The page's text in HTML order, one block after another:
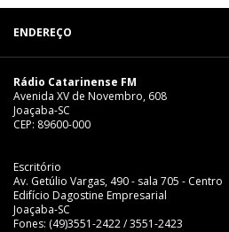
ENDEREÇO
Rádio Catarinense FM
Avenida XV de Novembro, 608
Joaçaba-SC
CEP: 89600-000
Escritório
Av. Getúlio Vargas, 490 - sala 705 - Centro
Edifício Dagostine Empresarial
Joaçaba-SC
Fones: (49)3551-2422 / 3551-2423